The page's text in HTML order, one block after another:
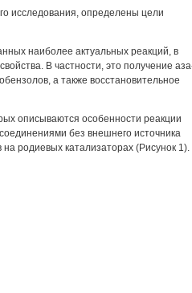
исследования, определены цели
наиболее актуальных реакций, в
В частности, это получение
а также восстановительное
описываются особенности реакции
без внешнего источника
родиевых катализаторах (Рисунок 1).